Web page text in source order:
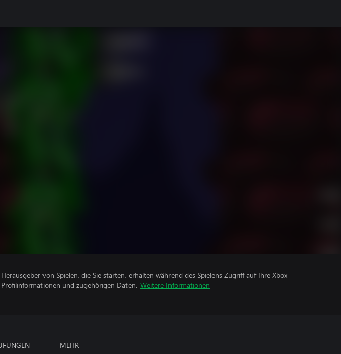
Herausgeber von Spielen, die Sie starten, erhalten während des Spielens Zugriff auf Ihre Xbox-
Profilinformationen und zugehörigen Daten. Weitere Informationen
MEHR